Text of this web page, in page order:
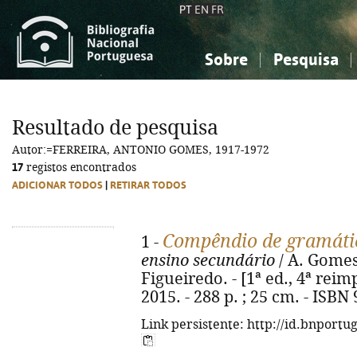
PT EN FR
Sobre Pesquisa
Ciências sociais...
Arte, desporto...
Ciências sociais...
Arte, desporto...
Resultado de pesquisa
Autor:=FERREIRA, ANTONIO GOMES, 1917-1972
17 registos encontrados
ADICIONAR TODOS RETIRAR TODOS
1 - Compêndio de
ensino secundário / A.
Figueiredo. - [1ª ed., 4ª
2015. - 288 p. ; 25 cm. - ISBN
Link persistente: http://